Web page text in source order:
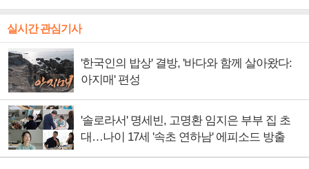
실시간 관심기사
'한국인의 밥상' 결방, '바다와 함께 살아왔다:
아지매' 편성
'솔로라서' 명세빈, 고명환 임지은 부부 집 초
대…나이 17세 '속초 연하남' 에피소드 방출